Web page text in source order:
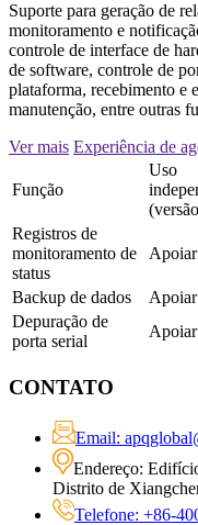
Suporte para geração de
monitoramento e
controle de interface de
de software, controle de
plataforma, recebimento e
manutenção, entre outras
Ver mais Experiência de
Função
Uso
Registros de
monitoramento de
status
Apoiar
Backup de dados Apoiar
Depuração de
porta serial
Apoiar
CONTATO
Email:
Endereço:
Distrito de
Telefone: +86-